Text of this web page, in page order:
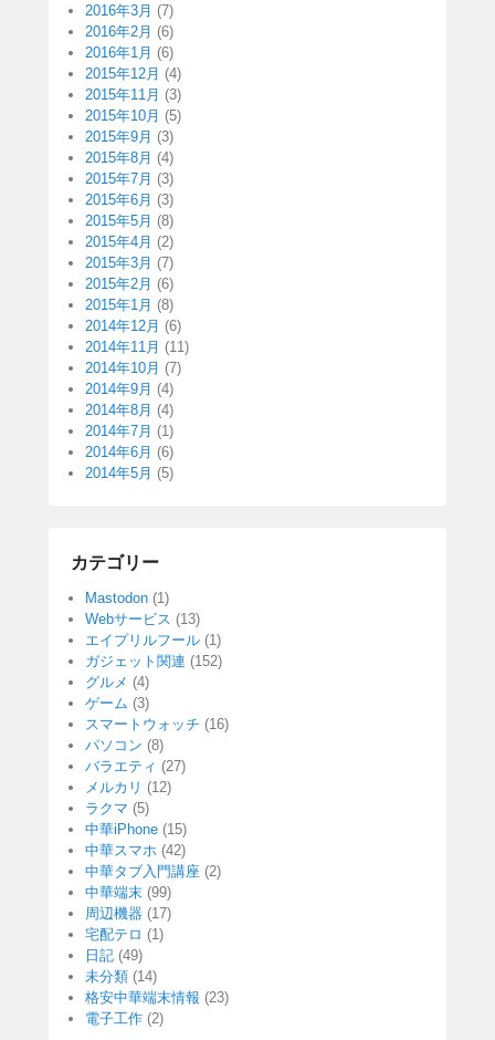
2016年3月 (7)
2016年2月 (6)
2016年1月 (6)
2015年12月 (4)
2015年11月 (3)
2015年10月 (5)
2015年9月 (3)
2015年8月 (4)
2015年7月 (3)
2015年6月 (3)
2015年5月 (8)
2015年4月 (2)
2015年3月 (7)
2015年2月 (6)
2015年1月 (8)
2014年12月 (6)
2014年11月 (11)
2014年10月 (7)
2014年9月 (4)
2014年8月 (4)
2014年7月 (1)
2014年6月 (6)
2014年5月 (5)
カテゴリー
Mastodon (1)
Webサービス (13)
エイプリルフール (1)
ガジェット関連 (152)
グルメ (4)
ゲーム (3)
スマートウォッチ (16)
パソコン (8)
バラエティ (27)
メルカリ (12)
ラクマ (5)
中華iPhone (15)
中華スマホ (42)
中華タブ入門講座 (2)
中華端末 (99)
周辺機器 (17)
宅配テロ (1)
日記 (49)
未分類 (14)
格安中華端末情報 (23)
電子工作 (2)